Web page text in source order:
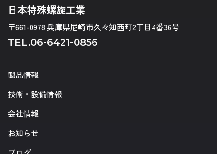
日本特殊螺旋工業
〒661-0978 兵庫県尼崎市久々知西町2丁目4番36号
TEL.06-6421-0856
製品情報
技術・設備情報
会社情報
お知らせ